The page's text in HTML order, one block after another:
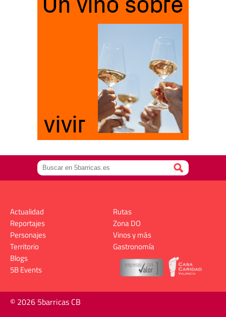
Actualidad
Reportajes
Personajes
Territorio
Rutas
Zona DO
Vinos y más
Gastronomía
Blogs
5B Events
© 2026 5barricas CB